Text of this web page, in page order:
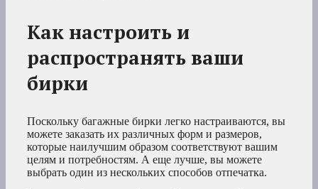
Как настроить и
распространять ваши
бирки
Поскольку багажные бирки легко настраиваются, вы
можете заказать их различных форм и размеров,
которые наилучшим образом соответствуют вашим
целям и потребностям. А еще лучше, вы можете
выбрать один из нескольких способов отпечатка.